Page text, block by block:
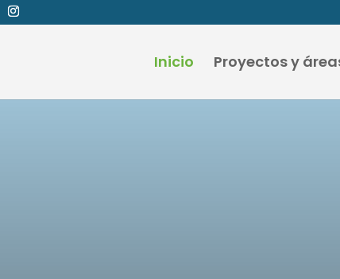
Inicio Proyectos y